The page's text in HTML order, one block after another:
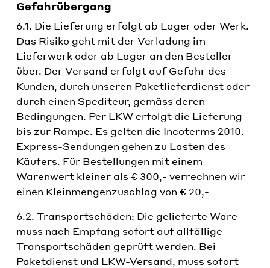
Gefahrübergang
6.1. Die Lieferung erfolgt ab Lager oder Werk.
Das Risiko geht mit der Verladung im
Lieferwerk oder ab Lager an den Besteller
über. Der Versand erfolgt auf Gefahr des
Kunden, durch unseren Paketlieferdienst oder
durch einen Spediteur, gemäss deren
Bedingungen. Per LKW erfolgt die Lieferung
bis zur Rampe. Es gelten die Incoterms 2010.
Express-Sendungen gehen zu Lasten des
Käufers. Für Bestellungen mit einem
Warenwert kleiner als € 300,- verrechnen wir
einen Kleinmengenzuschlag von € 20,-
6.2. Transportschäden: Die gelieferte Ware
muss nach Empfang sofort auf allfällige
Transportschäden geprüft werden. Bei
Paketdienst und LKW-Versand, muss sofort